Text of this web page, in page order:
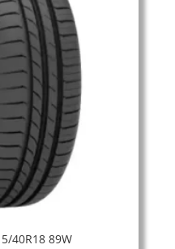
40R18 89W